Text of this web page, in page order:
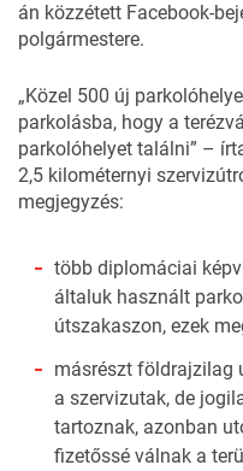
án közzétett Facebook-
polgármestere.
„Közel 500 új
parkolásba, hogy a
parkolóhelyet találni” –
2,5 kilométernyi
megjegyzés:
több diplomáciai
általuk használt
útszakaszon, ezek
másrészt földrajzilag
a szervizutak, de
tartoznak, azonban
fizetőssé válnak a